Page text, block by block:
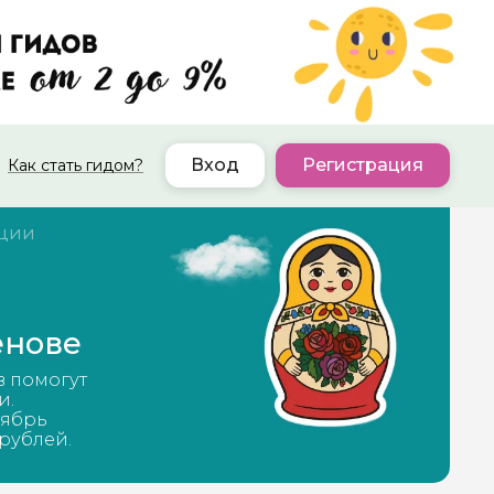
Как стать гидом? Вход Регистрация
помогут